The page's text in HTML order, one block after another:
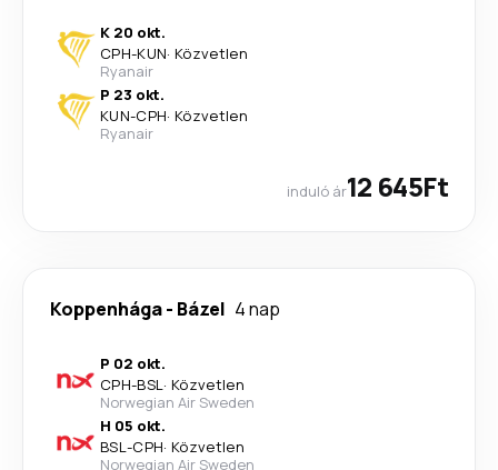
K 20 okt.
CPH-KUN· Közvetlen
Ryanair
P 23 okt.
KUN-CPH· Közvetlen
Ryanair
induló ár12 645Ft
Koppenhága- Bázel 4 nap
P 02 okt.
CPH-BSL· Közvetlen
Norwegian Air Sweden
H 05 okt.
BSL-CPH· Közvetlen
Norwegian Air Sweden